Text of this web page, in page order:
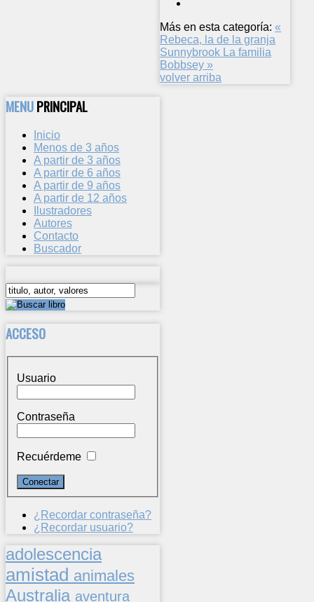
Más en esta categoría: «
Rebeca, la de la granja
Sunnybrook La familia
Bobbsey »
volver arriba
MENUPRINCIPAL
Inicio
Menos de 3 años
A partir de 3 años
A partir de 6 años
A partir de 9 años
A partir de 12 años
Ilustradores
Autores
Contacto
Buscador
ACCESO
Usuario
Contraseña
Recuérdeme
¿Recordar contraseña?
¿Recordar usuario?
adolescencia
amistad animales
Australia aventura